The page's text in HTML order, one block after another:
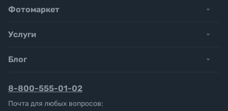
Фотомаркет
Услуги
Блог
8-800-555-01-02
Почта для любых вопросов: